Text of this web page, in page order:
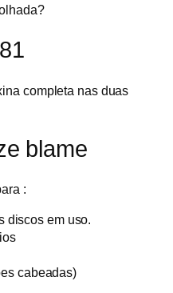
completa nas duas
blame
:
discos em uso.
cabeadas)